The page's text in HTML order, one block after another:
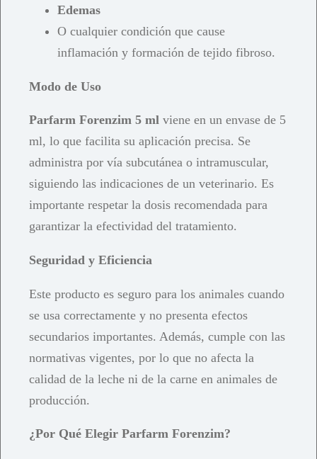
Edemas
O cualquier condición que cause
inflamación y formación de tejido fibroso.
Modo de Uso
Parfarm Forenzim 5 ml viene en un envase de 5
ml, lo que facilita su aplicación precisa. Se
administra por vía subcutánea o intramuscular,
siguiendo las indicaciones de un veterinario. Es
importante respetar la dosis recomendada para
garantizar la efectividad del tratamiento.
Seguridad y Eficiencia
Este producto es seguro para los animales cuando
se usa correctamente y no presenta efectos
secundarios importantes. Además, cumple con las
normativas vigentes, por lo que no afecta la
calidad de la leche ni de la carne en animales de
producción.
¿Por Qué Elegir Parfarm Forenzim?